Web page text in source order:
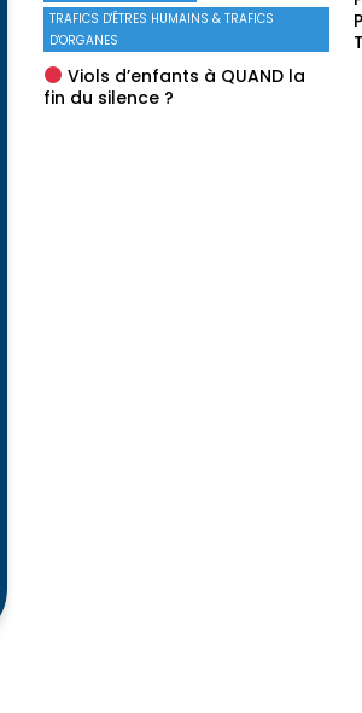
TRAFICS D'ÊTRES HUMAINS & TRAFICS
D'ORGANES
Viols d’enfants à QUAND la
fin du silence ?